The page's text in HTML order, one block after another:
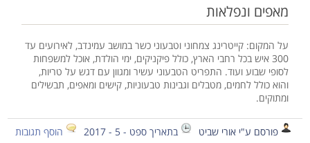
מאפים ונפלאות
על המקום: קייטרינג צמחוני וטבעוני כשר במושב עמינדב, לאירועים עד
300 איש בכל רחבי הארץ, כולל פיקניקים, ימי הולדת, אוכל למשפחות
לסופי שבוע ועוד. התפריט הטבעוני עשיר ומגוון עם דגש על טריות,
והוא כולל לחמים, מטבלים וגבינות טבעוניות, קישים ומאפים, תבשילים
ומתוקים.
פורסם ע"י אורי שביט בתאריך ספט - 5 - 2017
הוסף תגובות